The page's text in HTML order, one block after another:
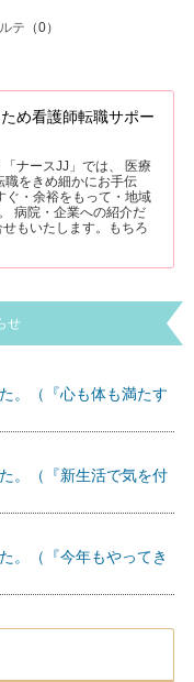
テ （0）
め看護師転職サポー
ナースJJ」では、 医療
職をきめ細かにお手伝
ぐ・余裕をもって・地域
病院・企業への紹介だ
もいたします。もちろ
せ
。（『心も体も満たす
。（『新生活で気を付
。（『今年もやってき